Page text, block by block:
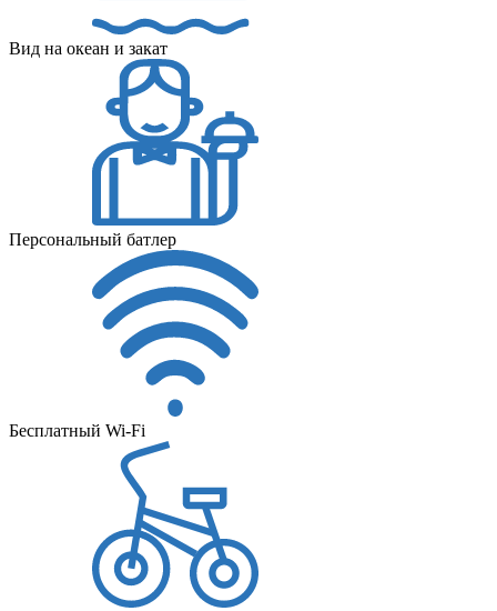
Вид на океан и закат
Персональный батлер
Бесплатный Wi-Fi